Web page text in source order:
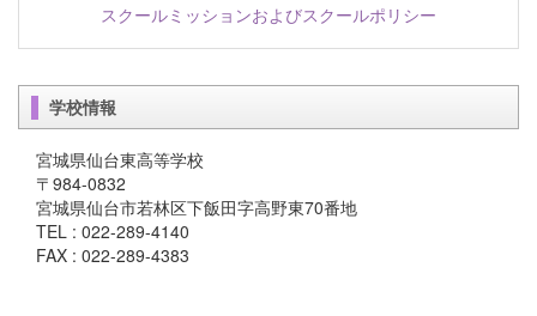
スクールミッションおよびスクールポリシー
学校情報
宮城県仙台東高等学校
〒984-0832
宮城県仙台市若林区下飯田字高野東70番地
TEL : 022-289-4140
FAX : 022-289-4383